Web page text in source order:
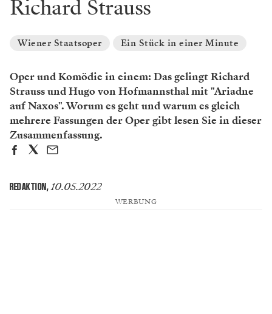
Richard Strauss
Wiener Staatsoper Ein Stück in einer Minute
Oper und Komödie in einem: Das gelingt Richard
Strauss und Hugo von Hofmannsthal mit "Ariadne
auf Naxos". Worum es geht und warum es gleich
mehrere Fassungen der Oper gibt lesen Sie in dieser
Zusammenfassung.
REDAKTION, 10.05.2022
WERBUNG